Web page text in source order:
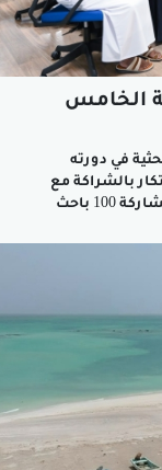
الخامس
في دورته
بالشراكة مع
الجامعة العربية المفتوحة في سلطنة عُمان، بمشاركة 100 باحث
العالي في